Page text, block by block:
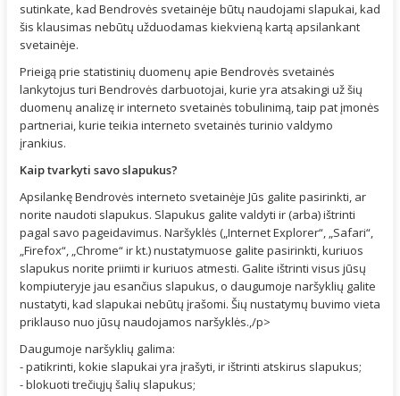
sutinkate, kad Bendrovės svetainėje būtų naudojami slapukai, kad
šis klausimas nebūtų užduodamas kiekvieną kartą apsilankant
svetainėje.
Prieigą prie statistinių duomenų apie Bendrovės svetainės
lankytojus turi Bendrovės darbuotojai, kurie yra atsakingi už šių
duomenų analizę ir interneto svetainės tobulinimą, taip pat įmonės
partneriai, kurie teikia interneto svetainės turinio valdymo
įrankius.
Kaip tvarkyti savo slapukus?
Apsilankę Bendrovės interneto svetainėje Jūs galite pasirinkti, ar
norite naudoti slapukus. Slapukus galite valdyti ir (arba) ištrinti
pagal savo pageidavimus. Naršyklės („Internet Explorer“, „Safari“,
„Firefox“, „Chrome“ ir kt.) nustatymuose galite pasirinkti, kuriuos
slapukus norite priimti ir kuriuos atmesti. Galite ištrinti visus jūsų
kompiuteryje jau esančius slapukus, o daugumoje naršyklių galite
nustatyti, kad slapukai nebūtų įrašomi. Šių nustatymų buvimo vieta
priklauso nuo jūsų naudojamos naršyklės.,/p>
Daugumoje naršyklių galima:
- patikrinti, kokie slapukai yra įrašyti, ir ištrinti atskirus slapukus;
- blokuoti trečiųjų šalių slapukus;